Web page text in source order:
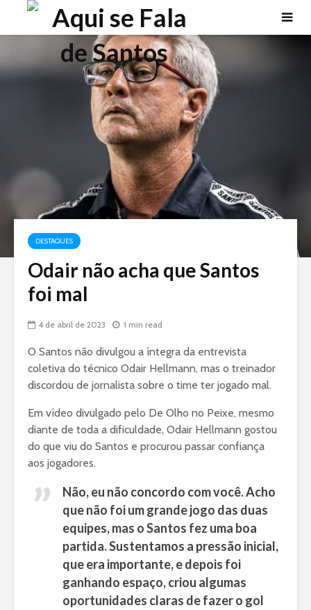
DESTAQUES
Odair não acha que Santos
foi mal
4 de abril de 2023 1 min read
O Santos não divulgou a íntegra da entrevista
coletiva do técnico Odair Hellmann, mas o treinador
discordou de jornalista sobre o time ter jogado mal.
Em vídeo divulgado pelo De Olho no Peixe, mesmo
diante de toda a dificuldade, Odair Hellmann gostou
do que viu do Santos e procurou passar confiança
aos jogadores.
Não, eu não concordo com você. Acho
que não foi um grande jogo das duas
equipes, mas o Santos fez uma boa
partida. Sustentamos a pressão inicial,
que era importante, e depois foi
ganhando espaço, criou algumas
oportunidades claras de fazer o gol